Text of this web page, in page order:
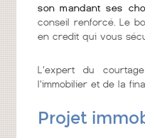
son mandant ses
conseil renforcé. Le
en credit qui vous
L'expert du
l'immobilier et de la
Projet